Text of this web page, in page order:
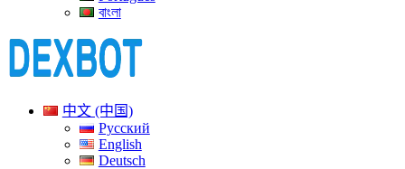
বাংলা
中文 (中国)
Русский
English
Deutsch